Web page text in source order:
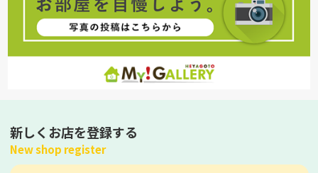
新しくお店を登録する
New shop register